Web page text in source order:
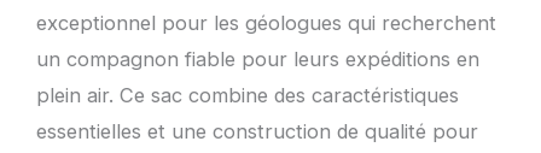
exceptionnel pour les géologues qui recherchent
un compagnon fiable pour leurs expéditions en
plein air. Ce sac combine des caractéristiques
essentielles et une construction de qualité pour